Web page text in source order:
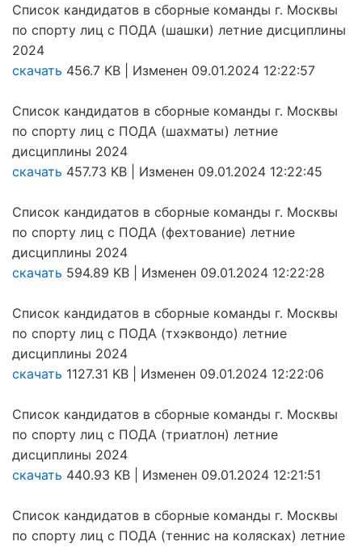
Список кандидатов в сборные команды г. Москвы
по спорту лиц с ПОДА (шашки) летние дисциплины
2024
скачать 456.7 KB | Изменен 09.01.2024 12:22:57
Список кандидатов в сборные команды г. Москвы
по спорту лиц с ПОДА (шахматы) летние
дисциплины 2024
скачать 457.73 KB | Изменен 09.01.2024 12:22:45
Список кандидатов в сборные команды г. Москвы
по спорту лиц с ПОДА (фехтование) летние
дисциплины 2024
скачать 594.89 KB | Изменен 09.01.2024 12:22:28
Список кандидатов в сборные команды г. Москвы
по спорту лиц с ПОДА (тхэквондо) летние
дисциплины 2024
скачать 1127.31 KB | Изменен 09.01.2024 12:22:06
Список кандидатов в сборные команды г. Москвы
по спорту лиц с ПОДА (триатлон) летние
дисциплины 2024
скачать 440.93 KB | Изменен 09.01.2024 12:21:51
Список кандидатов в сборные команды г. Москвы
по спорту лиц с ПОДА (теннис на колясках) летние